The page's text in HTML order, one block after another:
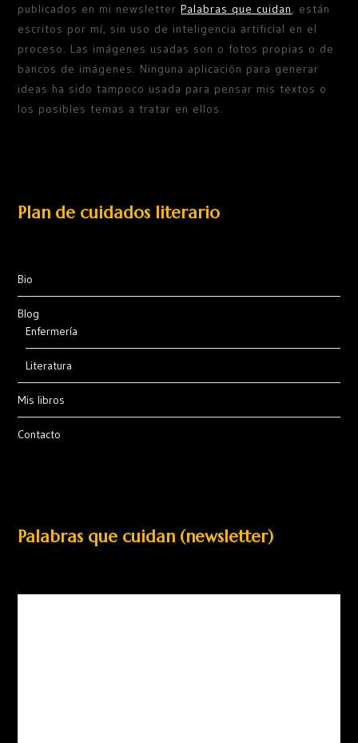
publicados en mi newsletterPalabras que cuidan, están
escritos por mí, sin uso de inteligencia artificial en el
proceso. Las imágenes usadas son o fotos propias o de
bancos de imágenes. Ninguna aplicación para generar
ideas ha sido tampoco usada para pensar mis textos o
los posibles temas a tratar en ellos.
Plan de cuidados literario
Bio
Blog
Enfermería
Literatura
Mis libros
Contacto
Palabras que cuidan (newsletter)